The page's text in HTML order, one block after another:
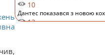
10
Дантес показався з новою
12